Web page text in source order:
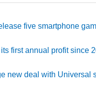
five smartphone
first annual profit since
new deal with Universal